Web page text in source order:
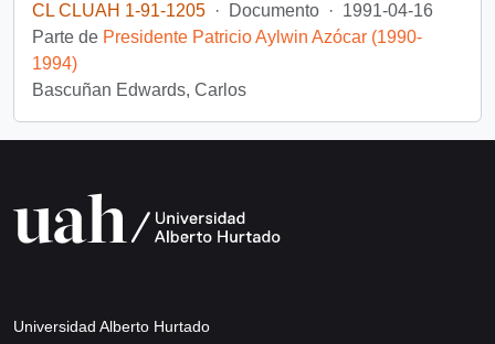
CL CLUAH 1-91-1205 · Documento · 1991-04-16
Parte de Presidente Patricio Aylwin Azócar (1990-
1994)
Bascuñan Edwards, Carlos
Universidad Alberto Hurtado